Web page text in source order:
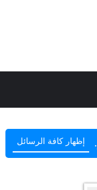
. إظهار كافة الرسائل